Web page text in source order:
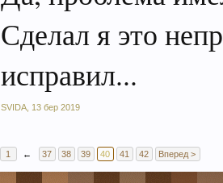
Сделал я это
исправил...
SVIDA 13 бер 2019
1 ← 37 38 39 40 41 42 Вперед >